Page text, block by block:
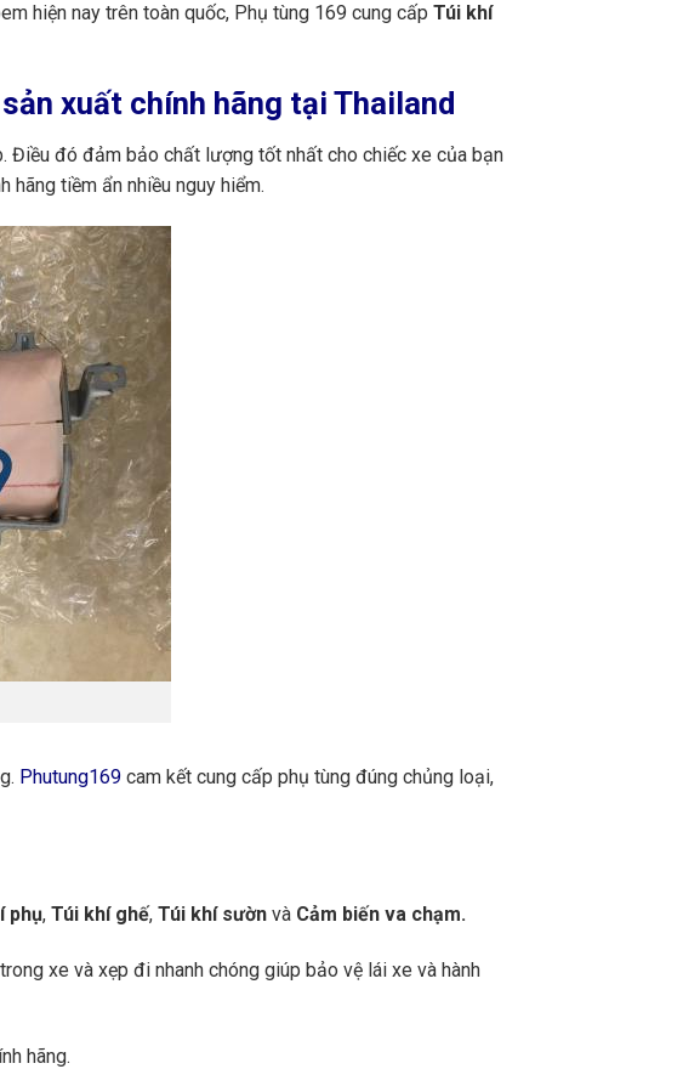
hiện nay trên toàn quốc, Phụ tùng 169 cung cấp Túi khí
xuất chính hãng tại Thailand
Điều đó đảm bảo chất lượng tốt nhất cho chiếc xe của bạn
tiềm ẩn nhiều nguy hiểm.
Phutung169 cam kết cung cấp phụ tùng đúng chủng loại,
phụ, Túi khí ghế, Túi khí sườn và Cảm biến va chạm.
xe và xẹp đi nhanh chóng giúp bảo vệ lái xe và hành
hãng.